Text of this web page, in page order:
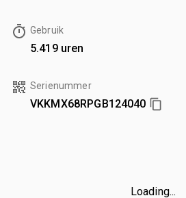
Gebruik
5.419 uren
Serienummer
VKKMX68RPGB124040
Loading...